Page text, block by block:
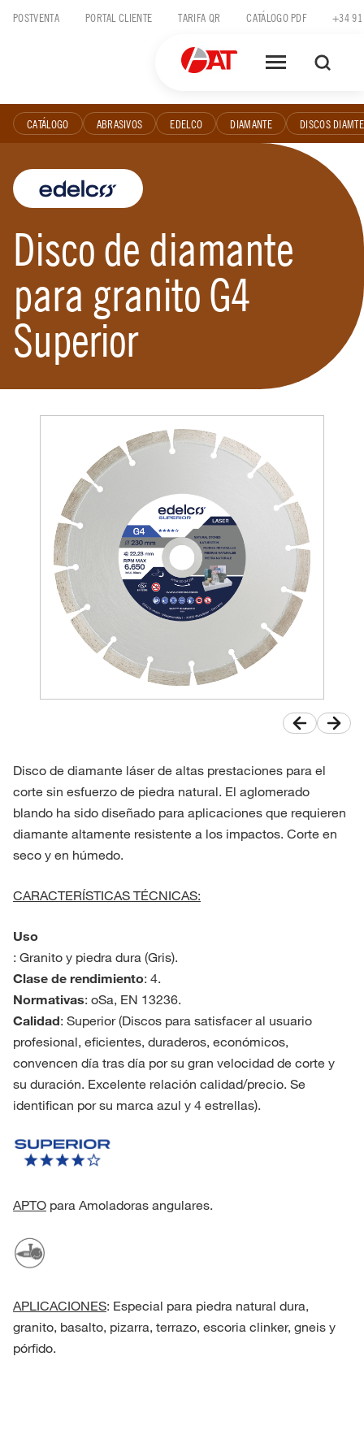
SkipPOSTVENTA PORTAL CLIENTE TARIFA QR CATÁLOGO PDF +34
CATÁLOGO ABRASIVOS EDELCO DIAMANTE DISCOS
Disco de diamante
para granito G4
Superior
Disco de diamante láser de altas prestaciones para el
corte sin esfuerzo de piedra natural. El aglomerado
blando ha sido diseñado para aplicaciones que requieren
diamante altamente resistente a los impactos. Corte en
seco y en húmedo.
CARACTERÍSTICAS TÉCNICAS:
Uso
: Granito y piedra dura (Gris).
Clase de rendimiento: 4.
Normativas: oSa, EN 13236.
Calidad: Superior (Discos para satisfacer al usuario
profesional, eficientes, duraderos, económicos,
convencen día tras día por su gran velocidad de corte y
su duración. Excelente relación calidad/precio. Se
identifican por su marca azul y 4 estrellas).
APTO para Amoladoras angulares.
APLICACIONES: Especial para piedra natural dura,
granito, basalto, pizarra, terrazo, escoria clinker, gneis y
pórfido.